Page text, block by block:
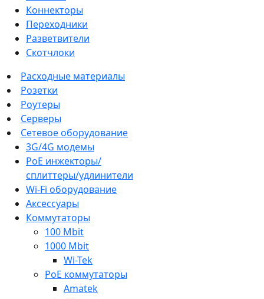
Коннекторы
Переходники
Разветвители
Скотчлоки
Расходные материалы
Розетки
Роутеры
Серверы
Сетевое оборудование
3G/4G модемы
PoE инжекторы/
сплиттеры/удлинители
Wi-Fi оборудование
Аксессуары
Коммутаторы
100 Mbit
1000 Mbit
Wi-Tek
PoE коммутаторы
Amatek